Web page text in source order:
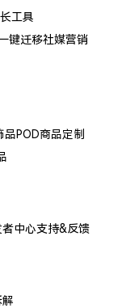
工具
键迁移社媒营销
品POD商品定制
中心支持&反馈